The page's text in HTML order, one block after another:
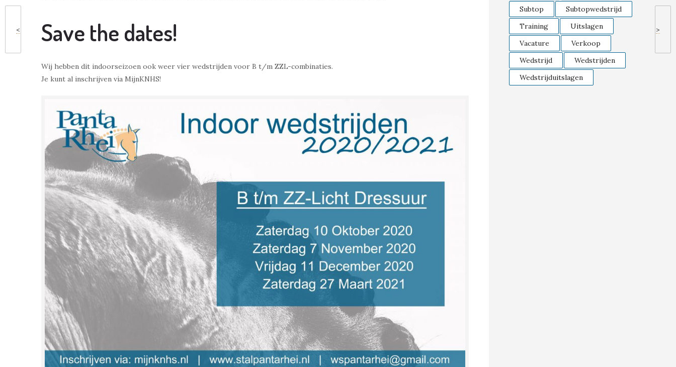
< >
Save the dates!
Wij hebben dit indoorseizoen ook weer vier wedstrijden voor B t/m ZZL-combinaties.
Je kunt al inschrijven via MijnKNHS!
Subtop
Subtopwedstrijd
Training
Uitslagen
Vacature
Verkoop
Wedstrijd
Wedstrijden
Wedstrijduitslagen